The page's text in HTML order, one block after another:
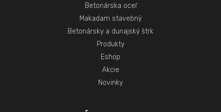
Betonárska oceľ
Makadam stavebný
Betonársky a dunajský štrk
Produkty
Eshop
Akcie
Novinky